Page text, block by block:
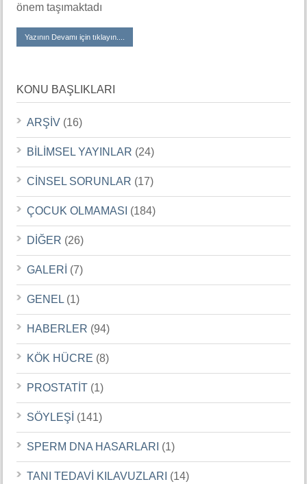
önem taşımaktadı
Yazının Devamı için tıklayın....
KONU BAŞLIKLARI
ARŞİV (16)
BİLİMSEL YAYINLAR (24)
CİNSEL SORUNLAR (17)
ÇOCUK OLMAMASI (184)
DİĞER (26)
GALERİ (7)
GENEL (1)
HABERLER (94)
KÖK HÜCRE (8)
PROSTATİT (1)
SÖYLEŞİ (141)
SPERM DNA HASARLARI (1)
TANI TEDAVİ KILAVUZLARI (14)